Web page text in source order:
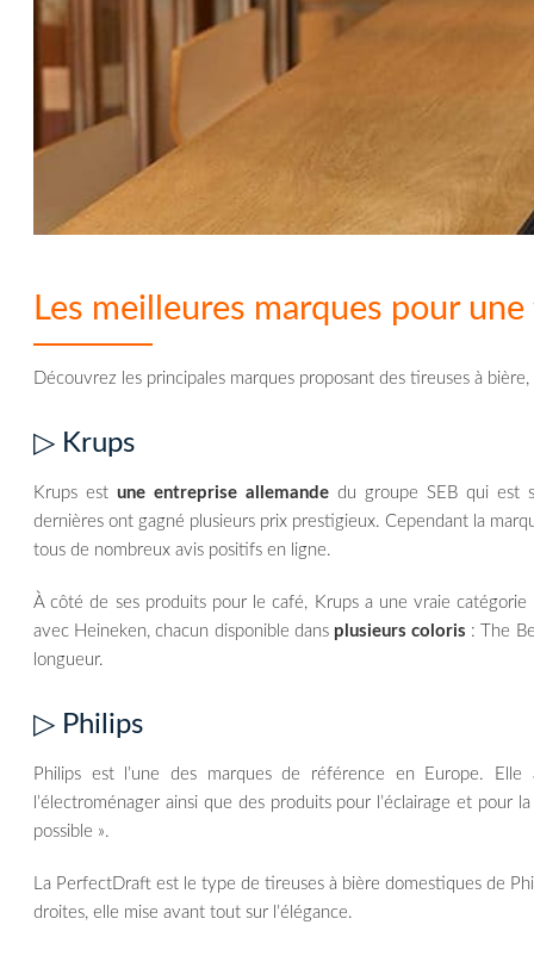
Les meilleures marques pour
Découvrez les principales marques proposant des tireuses à
▷ Krups
Krups estune entreprise allemande du groupe SEB qui est
dernières ont gagné plusieurs prix prestigieux. Cependant la
tous de nombreux avis positifs en ligne.
À côté de ses produits pour le café, Krups a une vraie
avec Heineken, chacun disponible dans plusieurs coloris : The
longueur.
▷ Philips
Philips est l’une des marques de référence en Europe.
l’électroménager ainsi que des produits pour l’éclairage et
possible ».
La PerfectDraft est le type de tireuses à bière domestiques de
droites, elle mise avant tout sur l’élégance.